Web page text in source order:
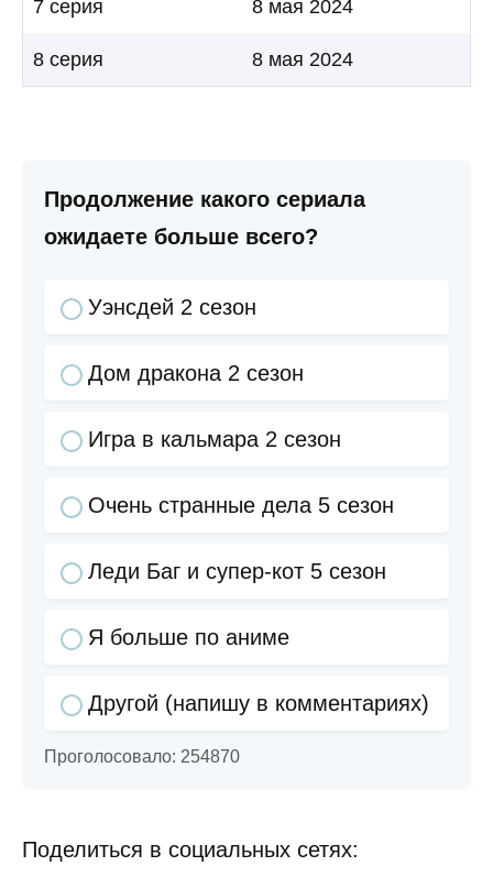
7 серия 8 мая 2024
8 серия 8 мая 2024
Продолжение какого сериала
ожидаете больше всего?
Уэнсдей 2 сезон
Дом дракона 2 сезон
Игра в кальмара 2 сезон
Очень странные дела 5 сезон
Леди Баг и супер-кот 5 сезон
Я больше по аниме
Другой (напишу в комментариях)
Проголосовало: 254870
Поделиться в социальных сетях: